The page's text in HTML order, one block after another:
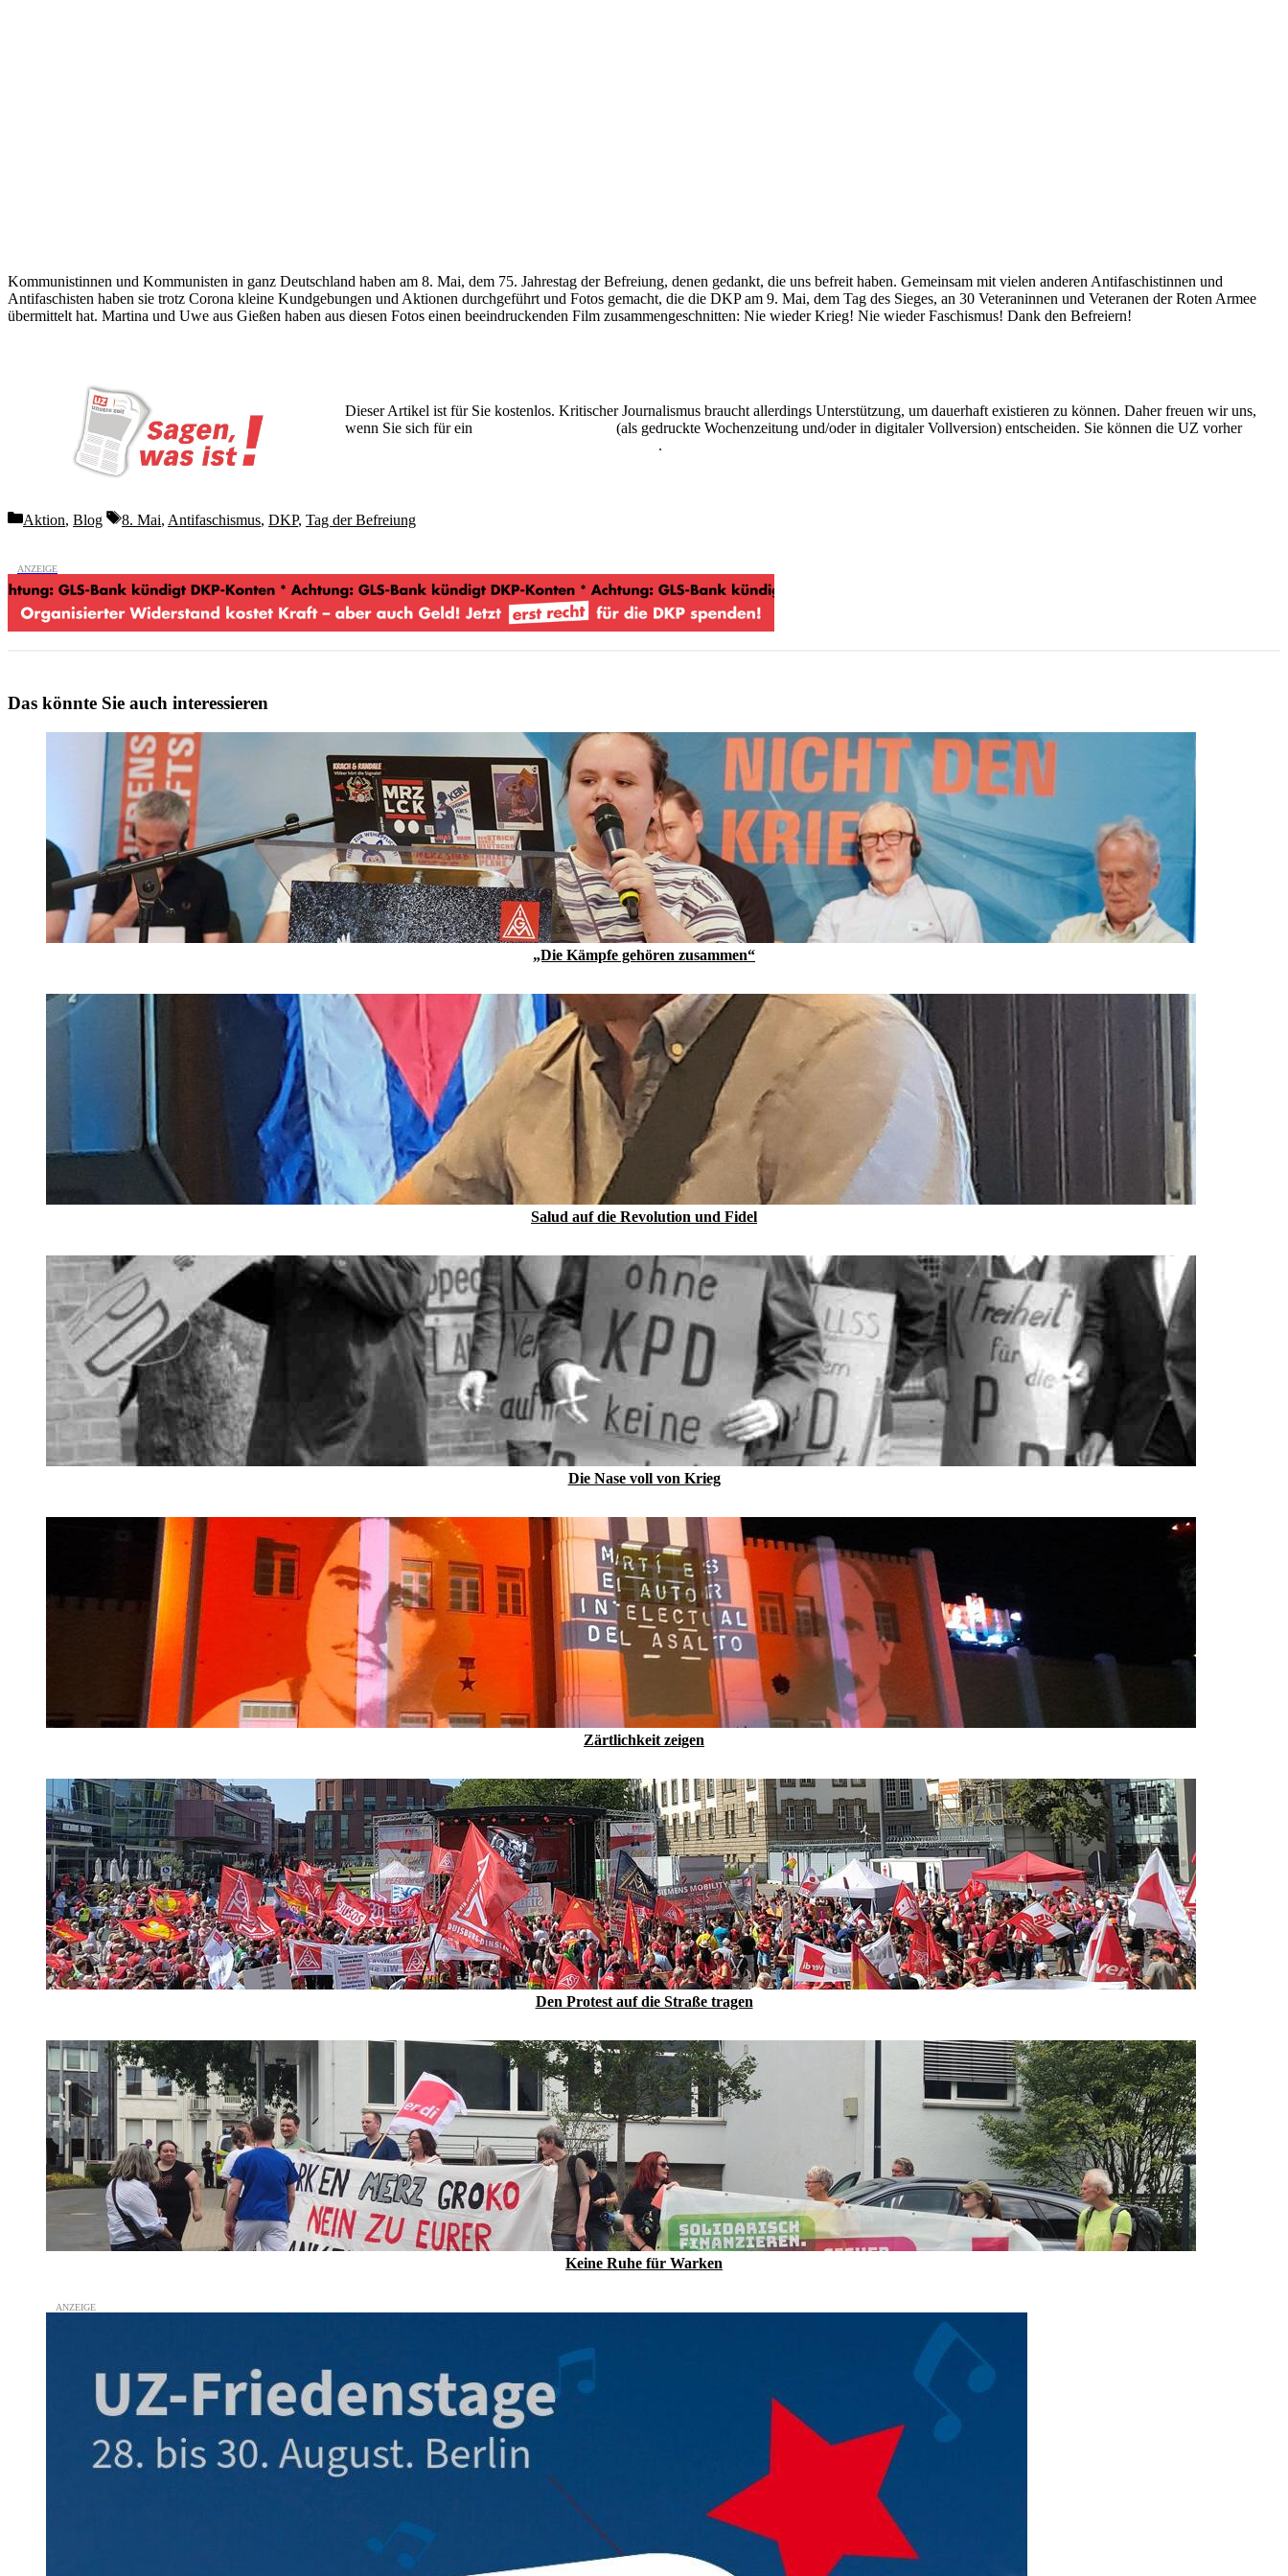
Kommunistinnen und Kommunisten in ganz Deutschland haben am 8. Mai, dem 75. Jahrestag der Befreiung, denen gedankt, die uns befreit haben. Gemeinsam mit vielen anderen Antifaschistinnen und
Antifaschisten haben sie trotz Corona kleine Kundgebungen und Aktionen durchgeführt und Fotos gemacht, die die DKP am 9. Mai, dem Tag des Sieges, an 30 Veteraninnen und Veteranen der Roten Armee
übermittelt hat. Martina und Uwe aus Gießen haben aus diesen Fotos einen beeindruckenden Film zusammengeschnitten: Nie wieder Krieg! Nie wieder Faschismus! Dank den Befreiern!
Dieser Artikel ist für Sie kostenlos. Kritischer Journalismus braucht allerdings Unterstützung, um dauerhaft existieren zu können. Daher freuen wir uns,
wenn Sie sich für ein
(als gedruckte Wochenzeitung und/oder in digitaler Vollversion) entscheiden. Sie können die UZ vorher
.
Categories
Aktion, Blog Tags
8. Mai, Antifaschismus, DKP, Tag der Befreiung
Das könnte Sie auch interessieren
„Die Kämpfe gehören zusammen“
Salud auf die Revolution und Fidel
Die Nase voll von Krieg
Zärtlichkeit zeigen
Den Protest auf die Straße tragen
Keine Ruhe für Warken